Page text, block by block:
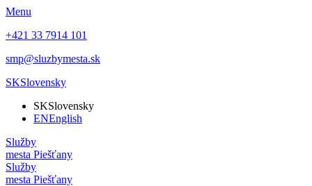
Menu
+421 33 7914 101
smp@sluzbymesta.sk
SKSlovensky
SKSlovensky
ENEnglish
Služby
mesta Piešťany
Služby
mesta Piešťany